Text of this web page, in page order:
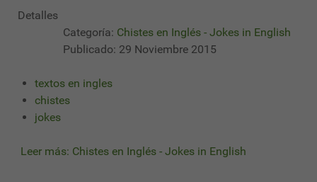
Detalles
Categoría: Chistes en Inglés - Jokes in English
Publicado: 29 Noviembre 2015
textos en ingles
chistes
jokes
Leer más: Chistes en Inglés - Jokes in English